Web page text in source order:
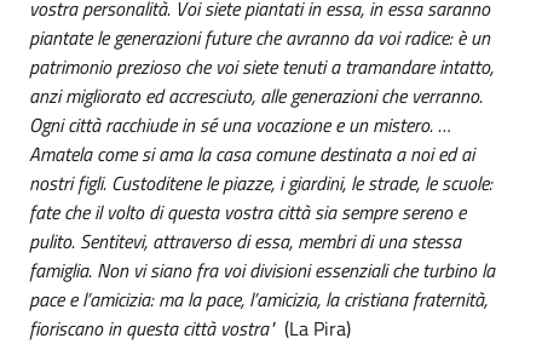
vostra personalità. Voi siete piantati in essa, in essa saranno
piantate le generazioni future che avranno da voi radice: è un
patrimonio prezioso che voi siete tenuti a tramandare intatto,
anzi migliorato ed accresciuto, alle generazioni che verranno.
Ogni città racchiude in sé una vocazione e un mistero. …
Amatela come si ama la casa comune destinata a noi ed ai
nostri figli. Custoditene le piazze, i giardini, le strade, le scuole:
fate che il volto di questa vostra città sia sempre sereno e
pulito. Sentitevi, attraverso di essa, membri di una stessa
famiglia. Non vi siano fra voi divisioni essenziali che turbino la
pace e l’amicizia: ma la pace, l’amicizia, la cristiana fraternità,
fioriscano in questa città vostra" (La Pira)